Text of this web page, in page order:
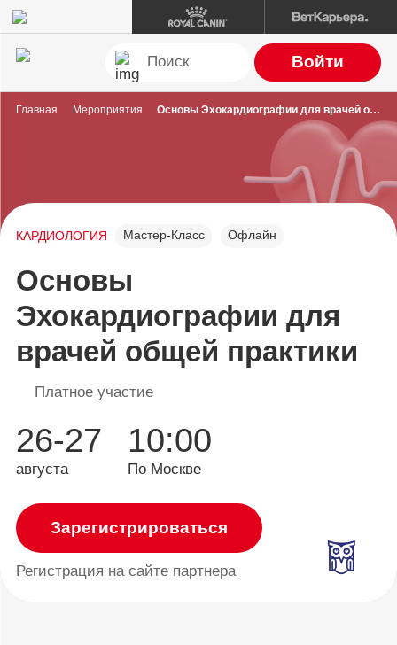
Войти
Главная Мероприятия Основы Эхокардиографии для врачей общей практики
КАРДИОЛОГИЯ Мастер-Класс Офлайн
Основы
Эхокардиографии для
врачей общей практики
Платное участие
26-27
августа
10:00
По Москве
Зарегистрироваться
Регистрация на сайте партнера